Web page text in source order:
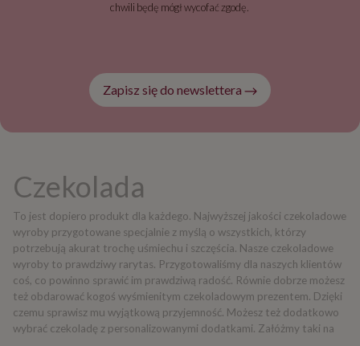
chwili będę mógł wycofać zgodę.
Zapisz się do newslettera
Czekolada
To jest dopiero produkt dla każdego. Najwyższej jakości czekoladowe
wyroby przygotowane specjalnie z myślą o wszystkich, którzy
potrzebują akurat trochę uśmiechu i szczęścia. Nasze czekoladowe
wyroby to prawdziwy rarytas. Przygotowaliśmy dla naszych klientów
coś, co powinno sprawić im prawdziwą radość. Równie dobrze możesz
też obdarować kogoś wyśmienitym czekoladowym prezentem. Dzięki
czemu sprawisz mu wyjątkową przyjemność. Możesz też dodatkowo
wybrać czekoladę z personalizowanymi dodatkami. Załóżmy taki na